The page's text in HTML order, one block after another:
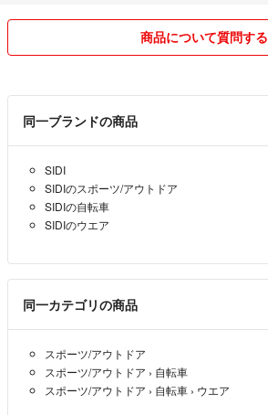
商品について質問する
同一ブランドの商品
SIDI
SIDIのスポーツ/アウトドア
SIDIの自転車
SIDIのウエア
同一カテゴリの商品
スポーツ/アウトドア
スポーツ/アウトドア › 自転車
スポーツ/アウトドア › 自転車 › ウエア